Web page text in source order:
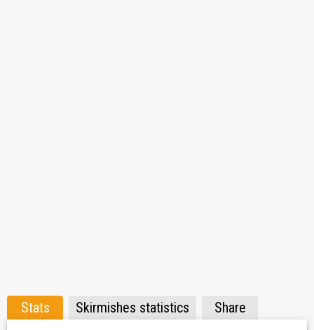
Stats Skirmishes statistics Share